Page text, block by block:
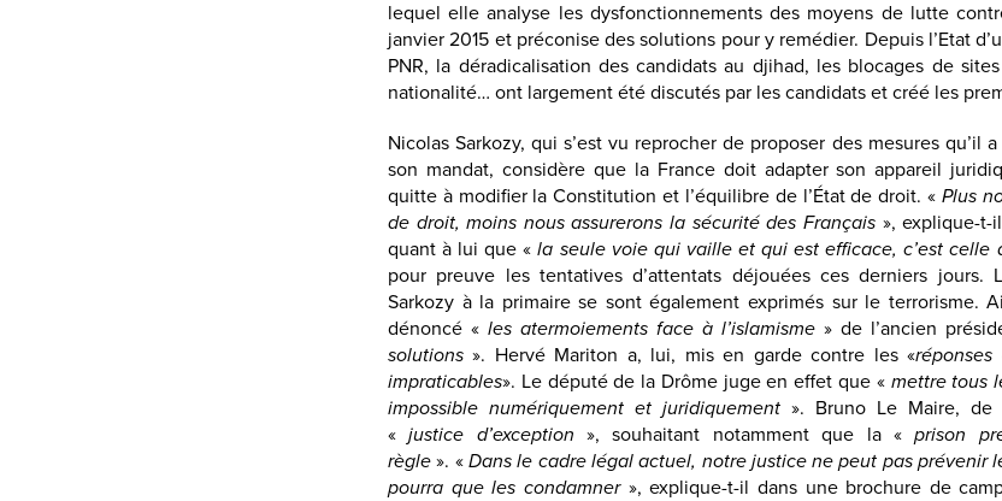
lequel elle analyse les dysfonctionnements des moyens de lutte
janvier 2015 et préconise des solutions pour y remédier. Depuis l’Etat
PNR, la déradicalisation des candidats au djihad, les blocages de
nationalité… ont largement été discutés par les candidats et créé les
Nicolas Sarkozy, qui s’est vu reprocher de proposer des mesures qu’il
son mandat, considère que la France doit adapter son appareil
quitte à modifier la Constitution et l’équilibre de l’État de droit. « Plus
de droit, moins nous assurerons la sécurité des Français», explique-t-
quant à lui que «la seule voie qui vaille et qui est efficace, c’est celle
pour preuve les tentatives d’attentats déjouées ces derniers jours.
Sarkozy à la primaire se sont également exprimés sur le terrorisme.
dénoncé « les atermoiements face à l’islamisme » de l’ancien
solutions ». Hervé Mariton a, lui, mis en garde contre les «
impraticables». Le député de la Drôme juge en effet que « mettre tous
impossible numériquement et juridiquement ». Bruno Le Maire,
«justice d’exception », souhaitant notamment que la «prison
règle ». « Dans le cadre légal actuel, notre justice ne peut pas prévenir
pourra que les condamner», explique-t-il dans une brochure de